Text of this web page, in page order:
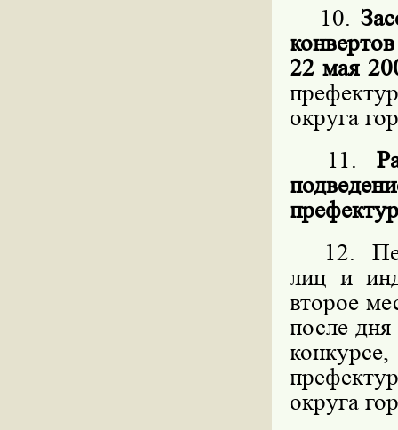
10.
22 мая
округа
11.
12.
лиц и
второе
после дня
округа